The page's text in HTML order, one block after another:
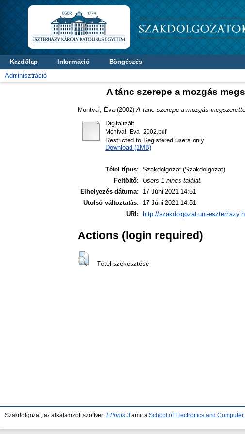
Kezdőlap Információ
Böngészés
Adminisztráció
A tánc szerepe a mozgás
Montvai, Éva (2002) A tánc szerepe a mozgás
Digitalizált
Montvai_Eva_2002.pdf
Restricted to Registered users only
Download (1MB)
Tétel típus: Szakdolgozat (Szakdolgozat)
Feltöltő:
Users 1 nincs találat.
Elhelyezés dátuma:
17 Júni 2021 14:51
Utolsó változtatás:
17 Júni 2021 14:51
URI:
http://szakdolgozat.uni-
Actions (login required)
Tétel szekesztése
Szakdolgozat, az alkalamzott szoftver: EPrints 3 amit a School of Electronics and Computer